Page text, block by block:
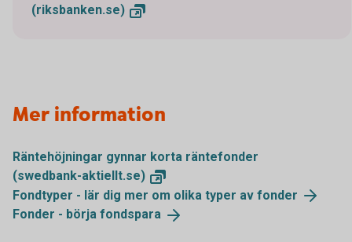
(riksbanken.se)
Mer information
Räntehöjningar gynnar korta räntefonder
(swedbank-aktiellt.se)
Fondtyper - lär dig mer om olika typer av fonder
Fonder - börja fondspara